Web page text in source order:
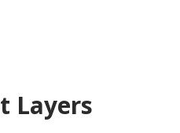
Layers